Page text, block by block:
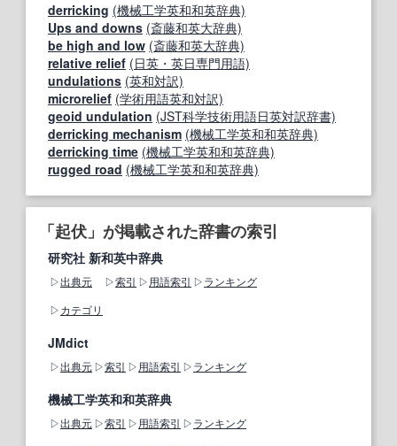
derricking (機械工学英和和英辞典)
Ups and downs (斎藤和英大辞典)
be high and low (斎藤和英大辞典)
relative relief (日英・英日専門用語)
undulations (英和対訳)
microrelief (学術用語英和対訳)
geoid undulation (JST科学技術用語日英対訳辞書)
derricking mechanism (機械工学英和和英辞典)
derricking time (機械工学英和和英辞典)
rugged road (機械工学英和和英辞典)
「起伏」が掲載された辞書の索引
研究社 新和英中辞典
出典元 索引 用語索引
ランキング
カテゴリ
JMdict
出典元 索引 用語索引 ランキング
機械工学英和和英辞典
出典元 索引 用語索引 ランキング